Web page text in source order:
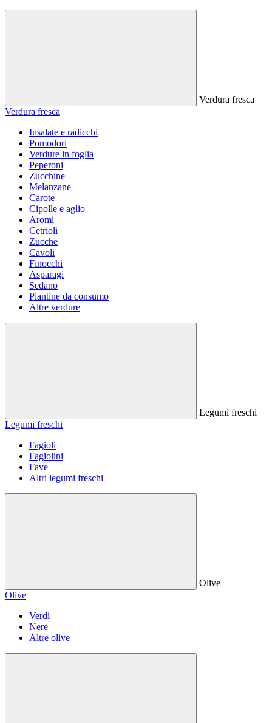
Verdura fresca
Verdura fresca
Insalate e radicchi
Pomodori
Verdure in foglia
Peperoni
Zucchine
Melanzane
Carote
Cipolle e aglio
Aromi
Cetrioli
Zucche
Cavoli
Finocchi
Asparagi
Sedano
Piantine da consumo
Altre verdure
Legumi freschi
Legumi freschi
Fagioli
Fagiolini
Fave
Altri legumi freschi
Olive
Olive
Verdi
Nere
Altre olive